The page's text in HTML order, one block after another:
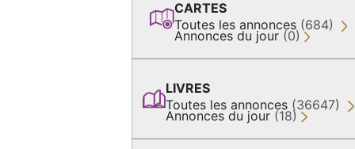
CARTES
Toutes les annonces (684)
Annonces du jour (0)
LIVRES
Toutes les annonces (36647)
Annonces du jour (18)